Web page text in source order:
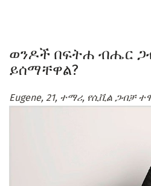
ወንዶች በፍትሐ ብሔር
ይሰማቸዋል?
Eugene, 21, ተማሪ, የሲቪል ጋብቻ